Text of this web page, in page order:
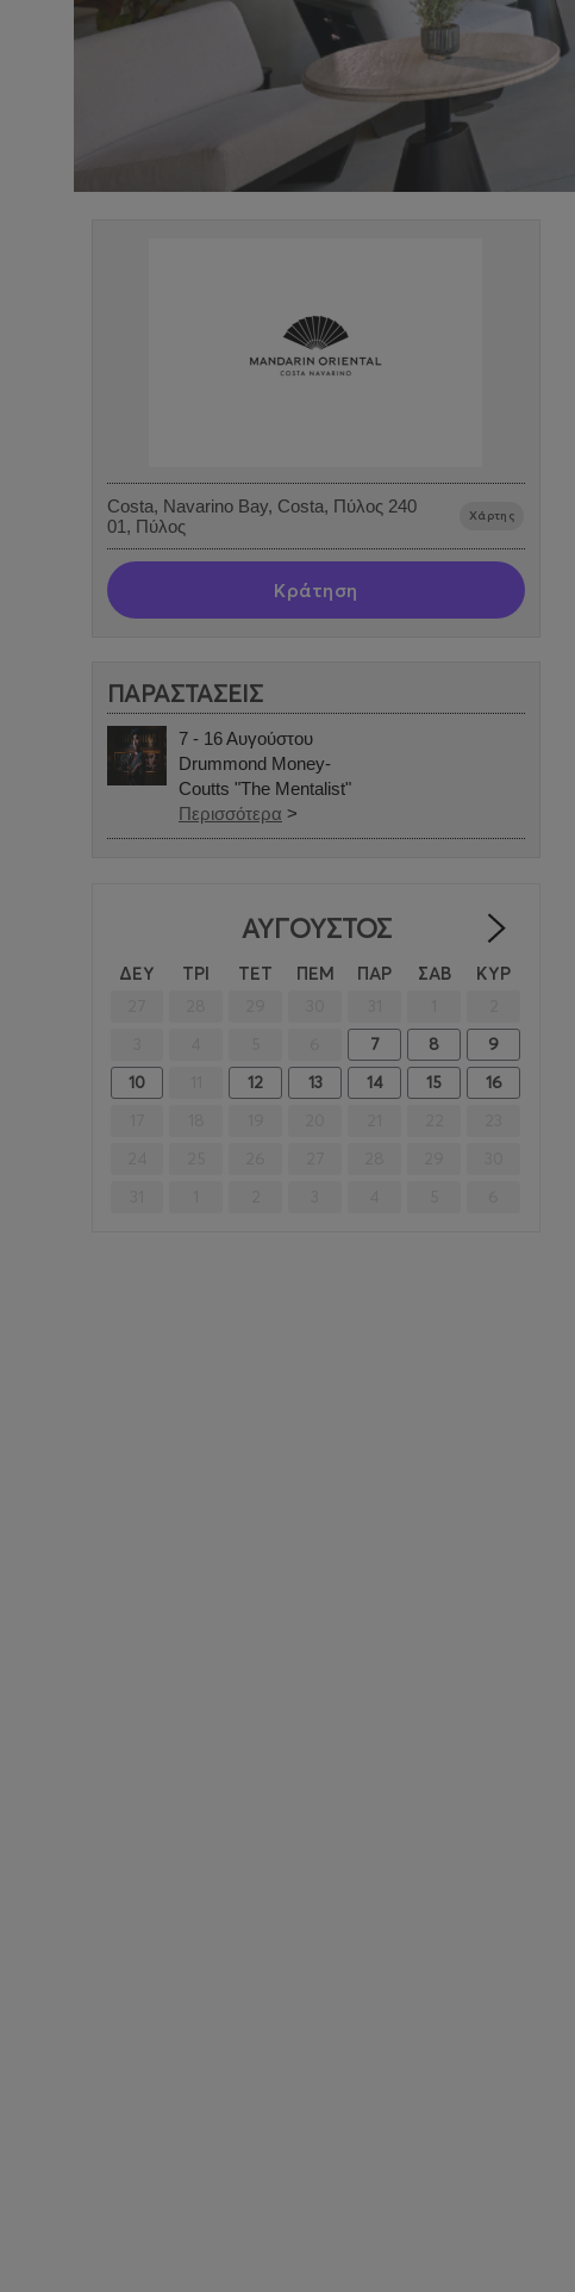
Costa, Navarino Bay, Costa, Πύλος 240
01, Πύλος
Χάρτης
Κράτηση
ΠΑΡΑΣΤΑΣΕΙΣ
7 - 16 Αυγούστου
Drummond Money-
Coutts "The Mentalist"
Περισσότερα >
ΑΎΓΟΥΣΤΟΣ
ΔΕΥ ΤΡΙ ΤΕΤ ΠΕΜ ΠΑΡ ΣΑΒ ΚΥΡ
7 8
9
10
12 13 14 15
16